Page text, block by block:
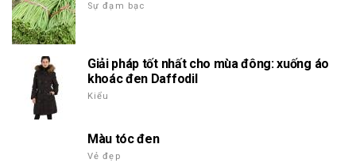
Sự đạm bạc
Giải pháp tốt nhất cho mùa đông: xuống áo
khoác đen Daffodil
Kiểu
Màu tóc đen
Vẻ đẹp